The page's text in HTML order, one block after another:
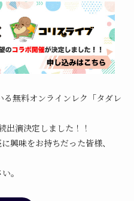
る無料オンラインレク「タダレ
出演決定しました！！
興味をお持ちだった皆様、
。